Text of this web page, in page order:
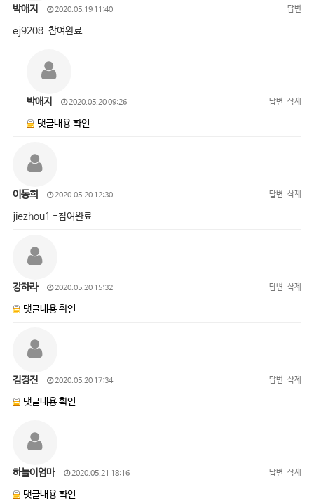
박애지 2020.05.19 11:40 답변
ej9208 참여완료
박애지 2020.05.20 09:26 답변 삭제
댓글내용 확인
이동희 2020.05.20 12:30 답변 삭제
jiezhou1 -참여완료
강하라 2020.05.20 15:32 답변 삭제
댓글내용 확인
김경진 2020.05.20 17:34 답변 삭제
댓글내용 확인
하늘이엄마 2020.05.21 18:16 답변 삭제
댓글내용 확인